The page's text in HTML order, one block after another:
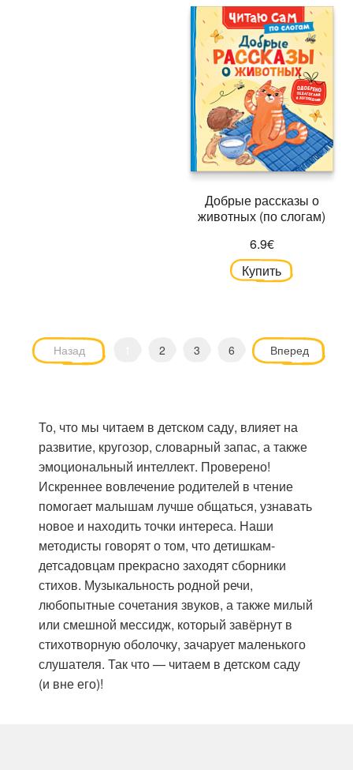
Добрые рассказы о
животных (по слогам)
6.9€
Купить
Назад 2 3 6 Вперед
То, что мы читаем в детском саду, влияет на
развитие, кругозор, словарный запас, а также
эмоциональный интеллект. Проверено!
Искреннее вовлечение родителей в чтение
помогает малышам лучше общаться, узнавать
новое и находить точки интереса. Наши
методисты говорят о том, что детишкам-
детсадовцам прекрасно заходят сборники
стихов. Музыкальность родной речи,
любопытные сочетания звуков, а также милый
или смешной мессидж, который завёрнут в
стихотворную оболочку, зачарует маленького
слушателя. Так что — читаем в детском саду
(и вне его)!